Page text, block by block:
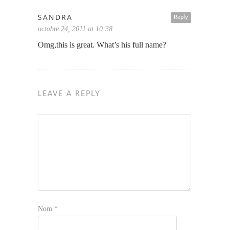
Reply
SANDRA
octobre 24, 2011 at 10:38
Omg,this is great. What’s his full name?
LEAVE A REPLY
Nom *